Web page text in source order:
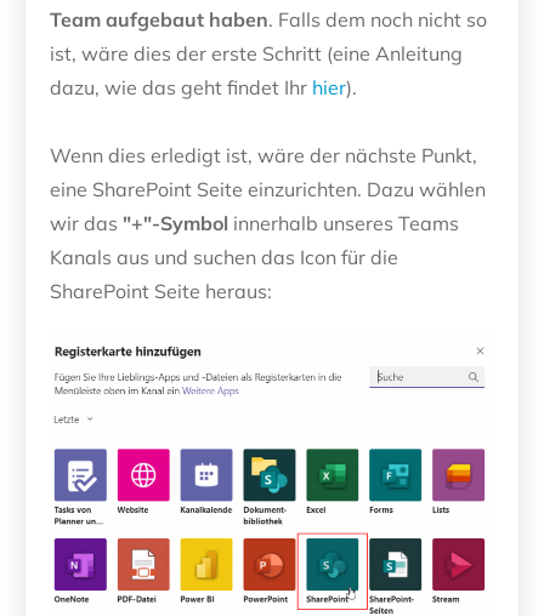
Team aufgebaut haben. Falls dem noch nicht so
ist, wäre dies der erste Schritt (eine Anleitung
dazu, wie das geht findet Ihr hier).
Wenn dies erledigt ist, wäre der nächste Punkt,
eine SharePoint Seite einzurichten. Dazu wählen
wir das "+"-Symbol innerhalb unseres Teams
Kanals aus und suchen das Icon für die
SharePoint Seite heraus: